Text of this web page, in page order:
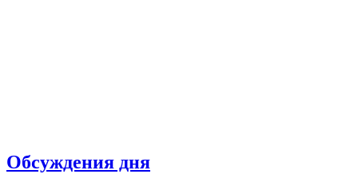
Обсуждения дня